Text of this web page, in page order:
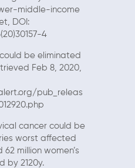
middle-income
DOI:
4
be eliminated
Feb 8, 2020,
pub_releas
cancer could be
worst affected
million women’s
by 2120y.